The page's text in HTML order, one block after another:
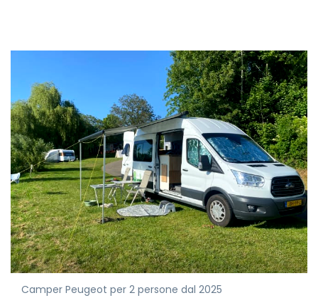
Camper Peugeot per 2 persone dal 2025